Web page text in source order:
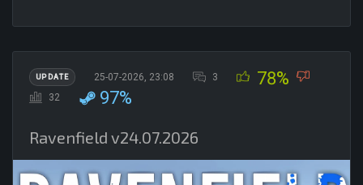
UPDATE 25-07-2026, 23:08 3 78%
32 97%
Ravenfield v24.07.2026